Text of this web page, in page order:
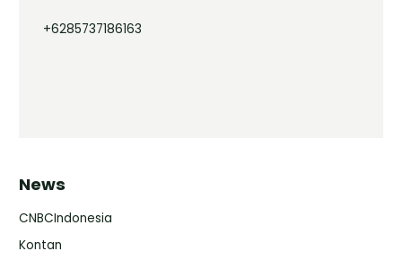
+6285737186163
News
CNBCIndonesia
Kontan